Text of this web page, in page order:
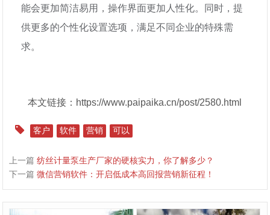
能会更加简洁易用，操作界面更加人性化。同时，提
供更多的个性化设置选项，满足不同企业的特殊需
求。
本文链接：https://www.paipaika.cn/post/2580.html
客户 软件 营销 可以
上一篇纺丝计量泵生产厂家的硬核实力，你了解多少？
下一篇微信营销软件：开启低成本高回报营销新征程！